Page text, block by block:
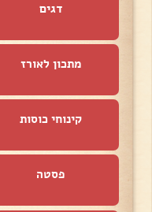
דגים
מתכון לאורז
קינוחי כוסות
פסטה